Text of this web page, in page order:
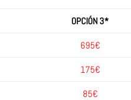
OPCIÓN 3*
695€
175€
85€